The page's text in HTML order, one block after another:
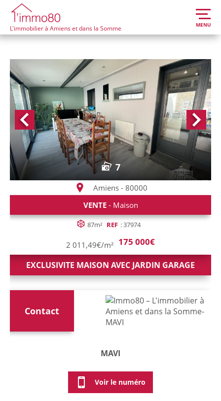
L'immobilier à Amiens et dans la Somme MENU
7
Amiens - 80000
VENTE- Maison
87m² REF : 37974
2 011,49€/m² 175 000€
EXCLUSIVITE MAISON AVEC JARDIN GARAGE
Contact
MAVI
Voir le numéro